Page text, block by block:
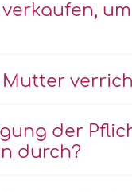
der
durch?